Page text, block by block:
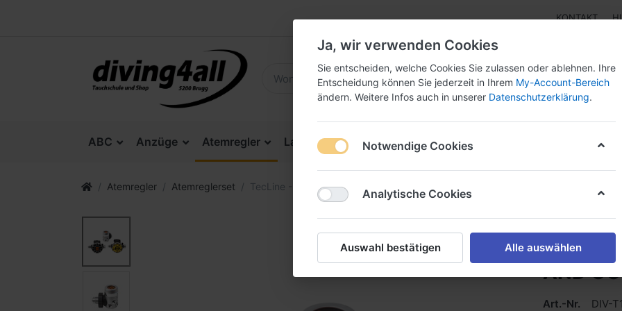
KONTAKT
ABC Anzüge Atemregler Lampen Instrumente Schnäppchenecke
Atemregler Atemreglerset TecLine - REGULATOR R4 TEC2 AND OCTOPUS - EN250A
TecLine
AND
Art.-Nr. DIV-
Ja, wir verwenden Cookies
Sie entscheiden, welche Cookies Sie zulassen oder ablehnen. Ihre
Entscheidung können Sie jederzeit in Ihrem My-Account-Bereich
ändern. Weitere Infos auch in unserer Datenschutzerklärung.
Notwendige Cookies
Analytische Cookies
Auswahl bestätigen Alle auswählen